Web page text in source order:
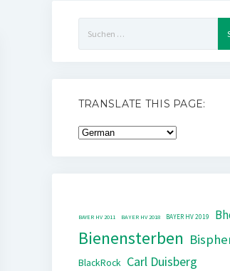
nach:
TRANSLATE THIS PAGE:
BAYER HV 2011 BAYER HV 2018 BAYER HV 2019
Bienensterben
BlackRock Carl Duisberg